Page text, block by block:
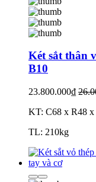
Két sắt thân
B10
23.800.000₫
KT: C68 x R48 x
TL: 210kg